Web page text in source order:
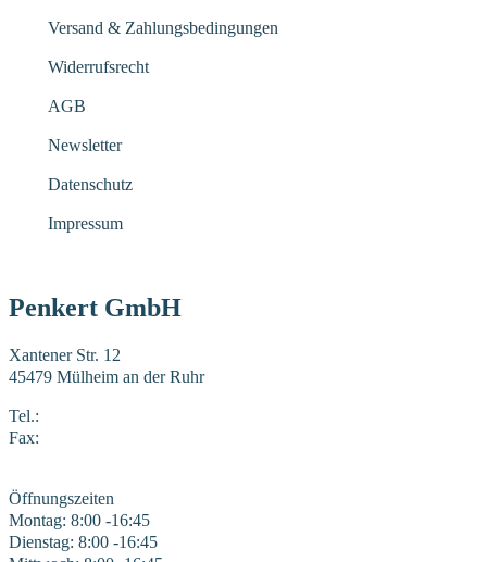
Versand & Zahlungsbedingungen
Widerrufsrecht
AGB
Newsletter
Datenschutz
Impressum
Penkert GmbH
Xantener Str. 12
45479 Mülheim an der Ruhr
Tel.:
Fax:
Öffnungszeiten
Montag: 8:00 -16:45
Dienstag: 8:00 -16:45